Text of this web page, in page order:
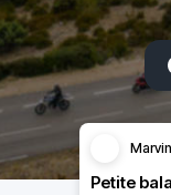
Marvin